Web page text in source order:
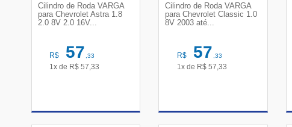
Cilindro de Roda VARGA
para Chevrolet Astra 1.8
2.0 8V 2.0 16V...
R$ 57,33
1x de R$ 57,33
Cilindro de Roda VARGA
para Chevrolet Classic 1.0
8V 2003 até...
R$ 57,33
1x de R$ 57,33